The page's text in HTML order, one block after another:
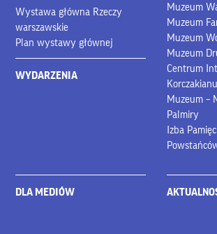
Wystawa główna Rzeczy
warszawskie
Plan wystawy głównej
WYDARZENIA
Muzeum
Muzeum
Muzeum
Muzeum
Centrum
Muzeum –
Palmiry
Izba
DLA MEDIÓW